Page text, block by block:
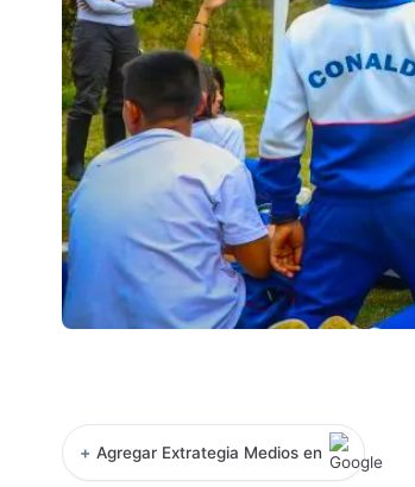
+ Agregar Extrategia Medios en